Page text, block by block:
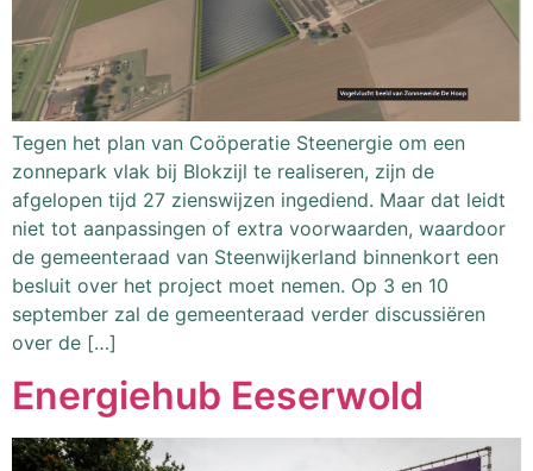
Tegen het plan van Coöperatie Steenergie om een
zonnepark vlak bij Blokzijl te realiseren, zijn de
afgelopen tijd 27 zienswijzen ingediend. Maar dat leidt
niet tot aanpassingen of extra voorwaarden, waardoor
de gemeenteraad van Steenwijkerland binnenkort een
besluit over het project moet nemen. Op 3 en 10
september zal de gemeenteraad verder discussiëren
over de […]
Energiehub Eeserwold